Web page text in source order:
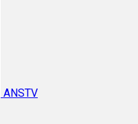
ANSTV